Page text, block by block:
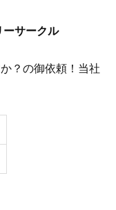
ーサークル
？の御依頼！当社